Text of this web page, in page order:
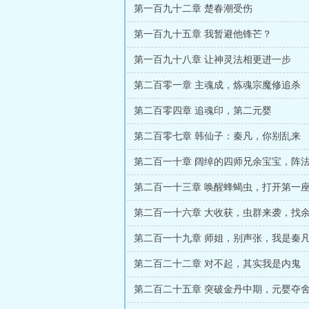
第一百九十二章 楚春潮受伤
第一百九十五章 我暂避他锋芒？
第一百九十八章 让神灵法相更进一步
第二百零一章 主魂成，炼魂宗魔修追杀
第二百零四章 追魂印，第二元婴
第二百零七章 韩仙子：秦凡，你别乱来
第二百一十章 阔绰的四师兄余宝宝，阵
第二百一十三章 唤醒蜂蝎虫，打开第一
第二百一十六章 大收获，虫群来袭，找
第二百一十九章 师姐，别声张，我是秦
第二百二十二章 对不起，其实我是内鬼
第二百二十五章 突破金丹中期，元婴夺